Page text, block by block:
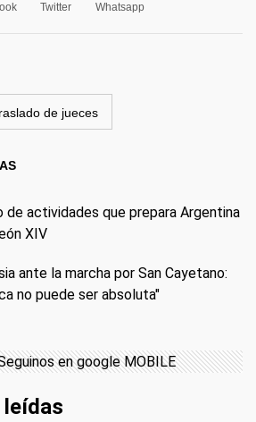
Twitter Whatsapp
de jueces
de actividades que prepara Argentina
XIV
ante la marcha por San Cayetano:
no puede ser absoluta"